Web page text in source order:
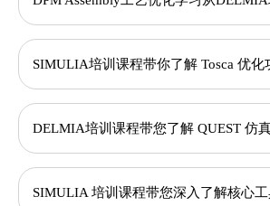
SIMULIA培训课程带你了解 Tosca 优化
DELMIA培训课程带您了解 QUEST 仿
SIMULIA 培训课程带您深入了解核心